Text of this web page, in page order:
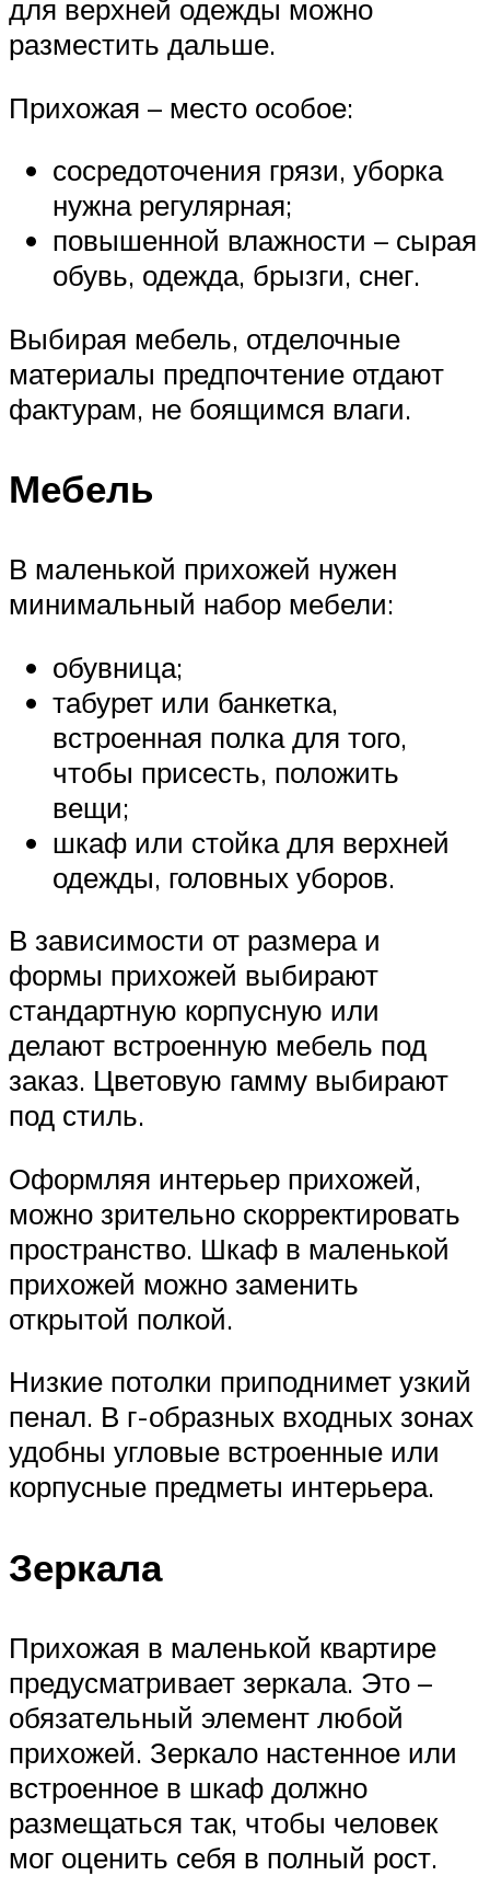
для верхней одежды можно
разместить дальше.
Прихожая – место особое:
сосредоточения грязи, уборка
нужна регулярная;
повышенной влажности – сырая
обувь, одежда, брызги, снег.
Выбирая мебель, отделочные
материалы предпочтение отдают
фактурам, не боящимся влаги.
Мебель
В маленькой прихожей нужен
минимальный набор мебели:
обувница;
табурет или банкетка,
встроенная полка для того,
чтобы присесть, положить
вещи;
шкаф или стойка для верхней
одежды, головных уборов.
В зависимости от размера и
формы прихожей выбирают
стандартную корпусную или
делают встроенную мебель под
заказ. Цветовую гамму выбирают
под стиль.
Оформляя интерьер прихожей,
можно зрительно скорректировать
пространство. Шкаф в маленькой
прихожей можно заменить
открытой полкой.
Низкие потолки приподнимет узкий
пенал. В г-образных входных зонах
удобны угловые встроенные или
корпусные предметы интерьера.
Зеркала
Прихожая в маленькой квартире
предусматривает зеркала. Это –
обязательный элемент любой
прихожей. Зеркало настенное или
встроенное в шкаф должно
размещаться так, чтобы человек
мог оценить себя в полный рост.